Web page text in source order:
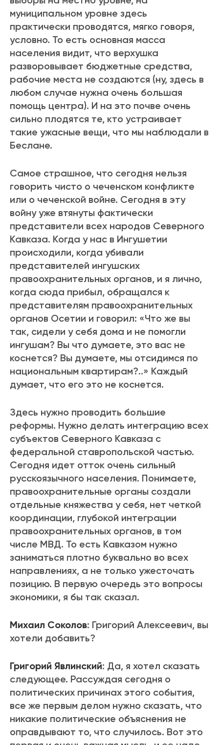
муниципальном уровне здесь
практически проводятся, мягко говоря,
условно. То есть основная масса
населения видит, что верхушка
разворовывает бюджетные средства,
рабочие места не создаются (ну, здесь в
любом случае нужна очень большая
помощь центра). И на это почве очень
сильно плодятся те, кто устраивает
такие ужасные вещи, что мы наблюдали в
Беслане.
Самое страшное, что сегодня нельзя
говорить чисто о чеченском конфликте
или о чеченской войне. Сегодня в эту
войну уже втянуты фактически
представители всех народов Северного
Кавказа. Когда у нас в Ингушетии
происходили, когда убивали
представителей ингушских
правоохранительных органов, и я лично,
когда сюда прибыл, обращался к
представителям правоохранительных
органов Осетии и говорил: «Что же вы
так, сидели у себя дома и не помогли
ингушам? Вы что думаете, это вас не
коснется? Вы думаете, мы отсидимся по
национальным квартирам?..» Каждый
думает, что его это не коснется.
Здесь нужно проводить большие
реформы. Нужно делать интеграцию всех
субъектов Северного Кавказа с
федеральной ставропольской частью.
Сегодня идет отток очень сильный
русскоязычного населения. Понимаете,
правоохранительные органы создали
отдельные княжества у себя, нет четкой
координации, глубокой интеграции
правоохранительных органов, в том
числе МВД. То есть Кавказом нужно
заниматься плотно буквально во всех
направлениях, а не только ужесточать
позицию. В первую очередь это вопросы
экономики, я бы так сказал.
Михаил Соколов: Григорий Алексеевич, вы
хотели добавить?
Григорий Явлинский: Да, я хотел сказать
следующее. Рассуждая сегодня о
политических причинах этого события,
все же первым делом нужно сказать, что
никакие политические объяснения не
оправдывают то, что случилось. Вот это